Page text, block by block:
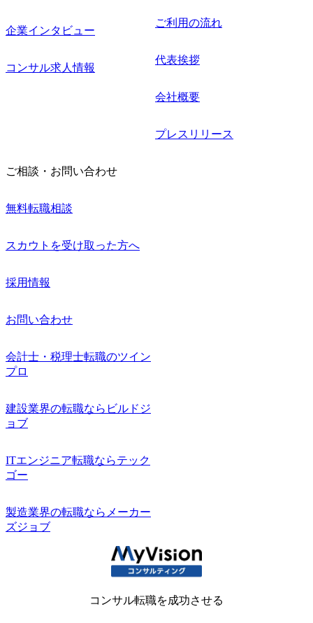
企業インタビュー
コンサル求人情報
ご利用の流れ
代表挨拶
会社概要
プレスリリース
ご相談・お問い合わせ
無料転職相談
スカウトを受け取った方へ
採用情報
お問い合わせ
会計士・税理士転職のツイン
プロ
建設業界の転職ならビルドジ
ョブ
ITエンジニア転職ならテック
ゴー
製造業界の転職ならメーカー
ズジョブ
コンサル転職を成功させる